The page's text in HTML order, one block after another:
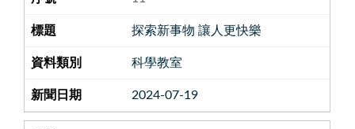
探索新事物 讓人更快樂
科學教室
2024-07-19